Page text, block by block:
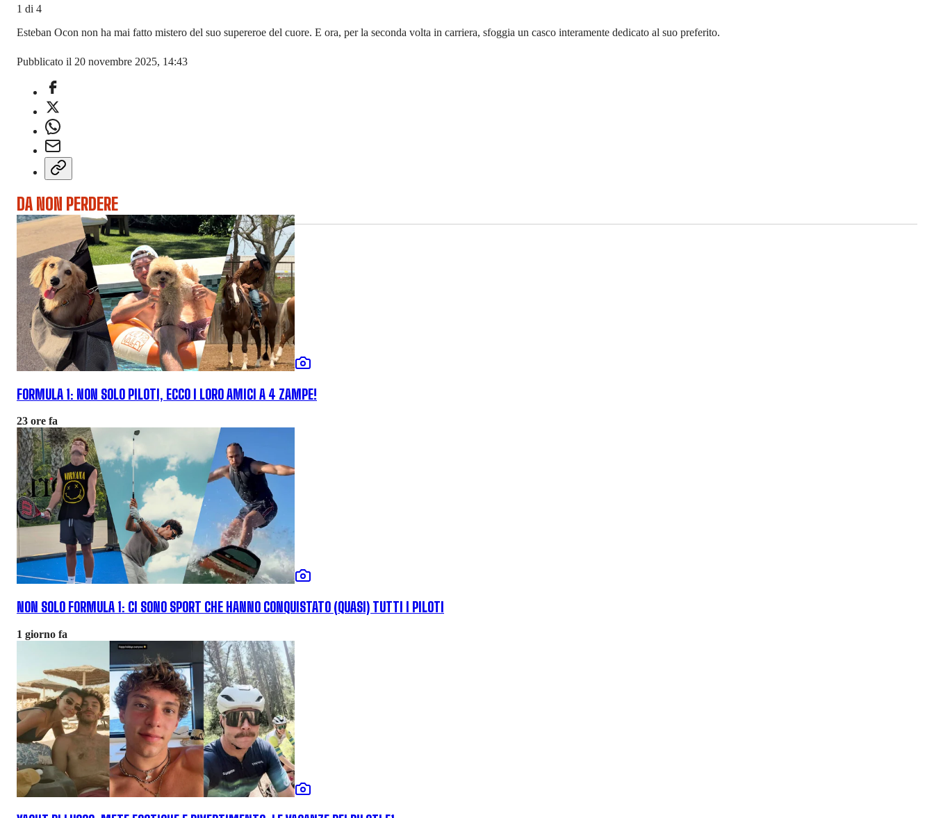
1 di 4
Esteban Ocon non ha mai fatto mistero del suo supereroe del cuore. E ora, per la seconda volta in carriera, sfoggia un casco interamente dedicato al suo preferito.
Pubblicato il 20 novembre 2025, 14:43
DA NON PERDERE
FORMULA 1: NON SOLO PILOTI, ECCO I LORO AMICI A 4 ZAMPE!
23 ore fa
NON SOLO FORMULA 1: CI SONO SPORT CHE HANNO CONQUISTATO (QUASI) TUTTI I PILOTI
1 giorno fa